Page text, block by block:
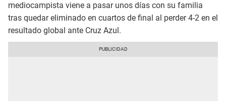
mediocampista viene a pasar unos días con su familia
tras quedar eliminado en cuartos de final al perder 4-2 en el
resultado global ante Cruz Azul.